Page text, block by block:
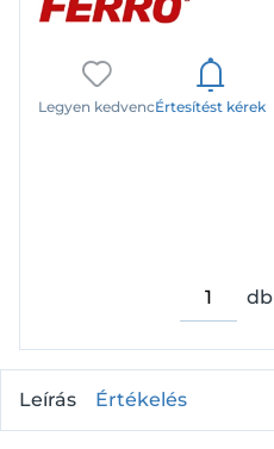
Legyen kedvencÉrtesítést kérek
db
Leírás Értékelés